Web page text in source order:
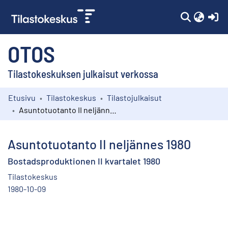
OTOS
Tilastokeskuksen julkaisut verkossa
Kokoelmat
Etusivu Tilastokeskus
Tilastojulkaisut
Asuntotuotanto II neljännes 1980
Bostadsproduktionen II kvartalet 1980
Tilastokeskus
1980-10-09